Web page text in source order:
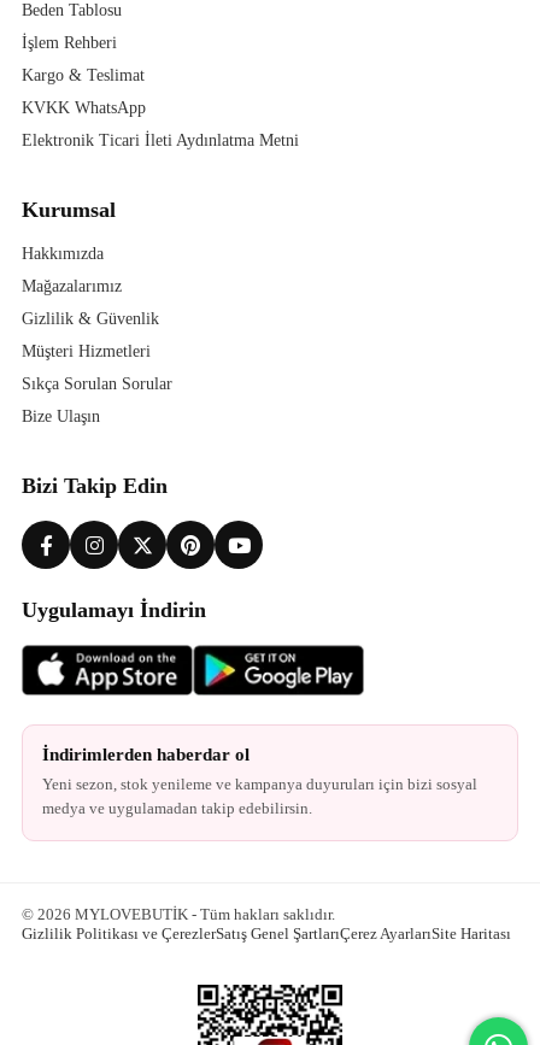
Beden Tablosu
İşlem Rehberi
Kargo & Teslimat
KVKK WhatsApp
Elektronik Ticari İleti Aydınlatma Metni
Kurumsal
Hakkımızda
Mağazalarımız
Gizlilik & Güvenlik
Müşteri Hizmetleri
Sıkça Sorulan Sorular
Bize Ulaşın
Bizi Takip Edin
Uygulamayı İndirin
İndirimlerden haberdar ol
Yeni sezon, stok yenileme ve kampanya duyuruları için bizi sosyal
medya ve uygulamadan takip edebilirsin.
© 2026 MYLOVEBUTİK - Tüm hakları saklıdır.
Gizlilik Politikası ve ÇerezlerSatış Genel ŞartlarıÇerez AyarlarıSite Haritası